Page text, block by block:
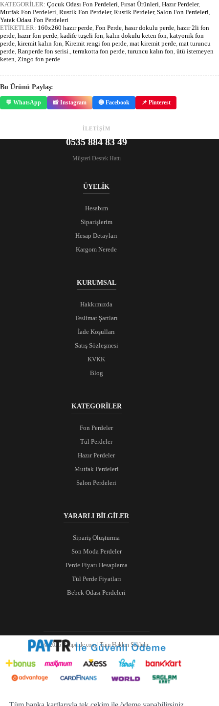
KATEGORİLER: Çocuk Odası Fon Perdeleri, Fırsat Ürünleri, Hazır Perdeler,
Mutfak Fon Perdeleri, Rustik Fon Perdeler, Rustik Perdeler, Salon Fon Perdeleri,
Yatak Odası Fon Perdeleri
ETİKETLER: 160x260 hazır perde, Fon Perde, hasır dokulu perde, hazır 2li fon
perde, hazır fon perde, kadife tuşeli fon, kalın dokulu keten fon, katyonik fon
perde, kiremit kalın fon, Kiremit rengi fon perde, mat kiremit perde, mat turuncu
perde, Ranperde fon serisi., terrakotta fon perde, turuncu kalın fon, ütü istemeyen
keten, Zingo fon perde
Bu Ürünü Paylaş:
💬 WhatsApp 📸 Instagram 🔵 Facebook 📌 Pinterest
İLETİŞİM
0535 884 83 49
Müşteri Destek Hattı
ÜYELİK
Hesabım
Siparişlerim
Hesap Detayları
Kargom Nerede
KURUMSAL
Hakkımızda
Teslimat Şartları
İade Koşulları
Satış Sözleşmesi
KVKK
Blog
KATEGORİLER
Fon Perdeler
Tül Perdeler
Hazır Perdeler
Mutfak Perdeleri
Salon Perdeleri
YARARLI BİLGİLER
Sipariş Oluşturma
Son Moda Perdeler
Perde Fiyatı Hesaplama
Tül Perde Fiyatları
Bebek Odası Perdeleri
© 2026 Ranperde.com | Tüm Hakları Saklıdır.